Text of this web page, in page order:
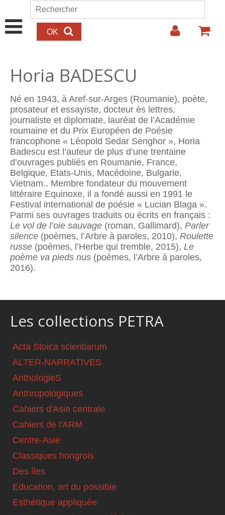
Aller au contenu principal
Formulaire de recherche
Rechercher
Horia BADESCU
Né en 1943, à Aref-sur-Arges (Roumanie), poète,
prosateur et essayiste, docteur ès lettres,
journaliste et diplomate, lauréat de l’Académie
roumaine et du Prix Européen de Poésie
francophone « Léopold Sedar Senghor », Horia
Badescu est l’auteur de plus d’une trentaine
d’ouvrages publiés en Roumanie, France,
Belgique, Etats-Unis, Macédoine, Bulgarie,
Vietnam.. Membre fondateur du mouvement
littéraire Equinoxe, il a fondé aussi en 1991 le
Festival international de poésie « Lucian Blaga ».
Parmi ses ouvrages traduits ou écrits en français :
Le vol de l’oie sauvage (roman, Gallimard), Parler
silence (poèmes, l’Arbre à paroles, 2010), Roulette
russe (poèmes, l’Herbe qui tremble, 2015), Le
poème va pieds nus (poèmes, l’Arbre à paroles,
2016).
Les collections PETRA
Acta Stoica scientiarum
ALTER-NARRATIVES
AnthologieS
Anthropologiques
Cahiers d'Asie centrale
Cahiers de l'ARM
Centre-Asie
Classiques hongrois
Des îles
Education, art du possible
Esthétique appliquée